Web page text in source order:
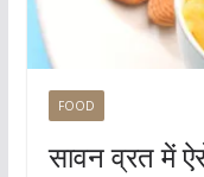
FOOD
सावन व्रत में